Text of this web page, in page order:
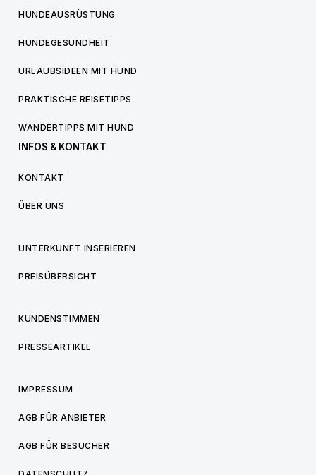
HUNDEAUSRÜSTUNG
HUNDEGESUNDHEIT
URLAUBSIDEEN MIT HUND
PRAKTISCHE REISETIPPS
WANDERTIPPS MIT HUND
INFOS & KONTAKT
KONTAKT
ÜBER UNS
UNTERKUNFT INSERIEREN
PREISÜBERSICHT
KUNDENSTIMMEN
PRESSEARTIKEL
IMPRESSUM
AGB FÜR ANBIETER
AGB FÜR BESUCHER